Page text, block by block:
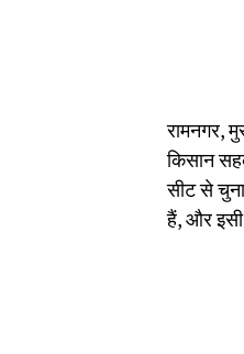
रामनगर,
किसान
सीट से
हैं, और इसी